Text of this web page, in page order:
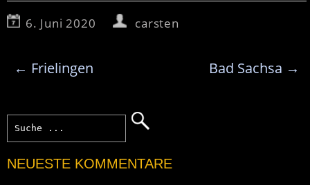
6. Juni 2020 carsten
← Frielingen Bad Sachsa →
NEUESTE KOMMENTARE